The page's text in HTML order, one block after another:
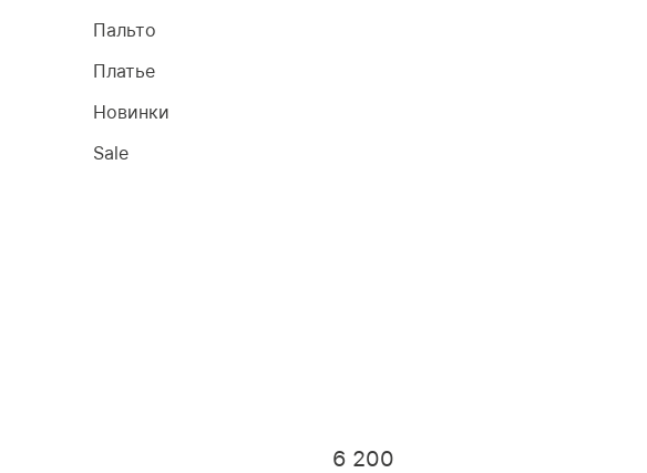
Пальто
Платье
Новинки
Sale
6 200